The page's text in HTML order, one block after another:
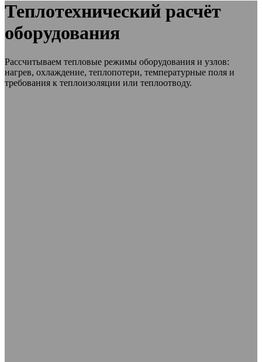
Теплотехнический расчёт
оборудования
Рассчитываем тепловые режимы оборудования и узлов:
нагрев, охлаждение, теплопотери, температурные поля и
требования к теплоизоляции или теплоотводу.